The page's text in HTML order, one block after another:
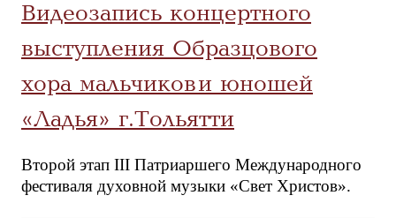
Видеозапись концертного
выступления Образцового
хора мальчиков и юношей
«Ладья» г.Тольятти
Второй этап III Патриаршего Международного
фестиваля духовной музыки «Свет Христов».